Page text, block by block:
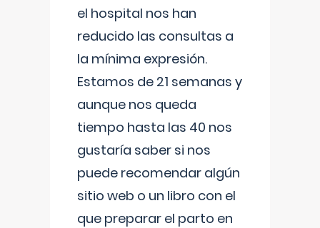
el hospital nos han
reducido las consultas a
la mínima expresión.
Estamos de 21 semanas y
aunque nos queda
tiempo hasta las 40 nos
gustaría saber si nos
puede recomendar algún
sitio web o un libro con el
que preparar el parto en